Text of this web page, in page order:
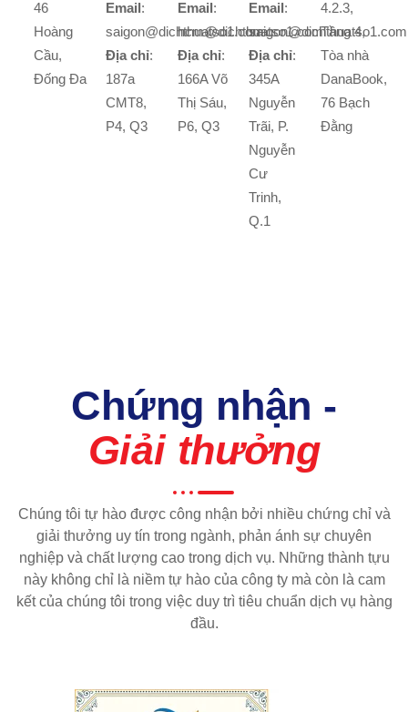
46
Hoàng
Cầu,
Đống Đa
Email:
saigon@dichthuatso1.com
Địa chỉ:
187a
CMT8,
P4, Q3
Email:
hcm@dichthuatso1.com
Địa chỉ:
166A Võ
Thị Sáu,
P6, Q3
Email:
saigon@dichthuatso1.com
Địa chỉ:
345A
Nguyễn
Trãi, P.
Nguyễn
Cư
Trinh,
Q.1
4.2.3,
Tầng 4,
Tòa nhà
DanaBook,
76 Bạch
Đằng
Chứng nhận -
Giải thưởng
Chúng tôi tự hào được công nhận bởi nhiều chứng chỉ và
giải thưởng uy tín trong ngành, phản ánh sự chuyên
nghiệp và chất lượng cao trong dịch vụ. Những thành tựu
này không chỉ là niềm tự hào của công ty mà còn là cam
kết của chúng tôi trong việc duy trì tiêu chuẩn dịch vụ hàng
đầu.